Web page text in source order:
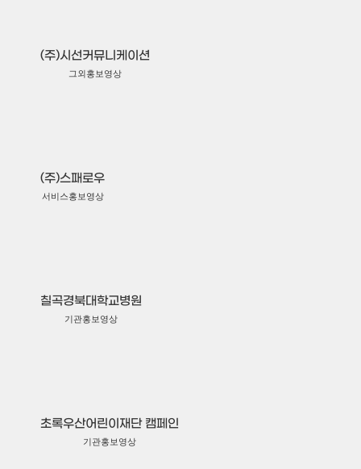
(주)시선커뮤니케이션
그외홍보영상
(주)스패로우
서비스홍보영상
칠곡경북대학교병원
기관홍보영상
초록우산어린이재단 캠페인
기관홍보영상